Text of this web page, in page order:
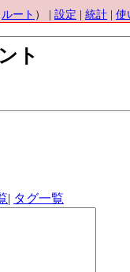
ルート ） | 設定 統計 使
ト
| タグ一覧